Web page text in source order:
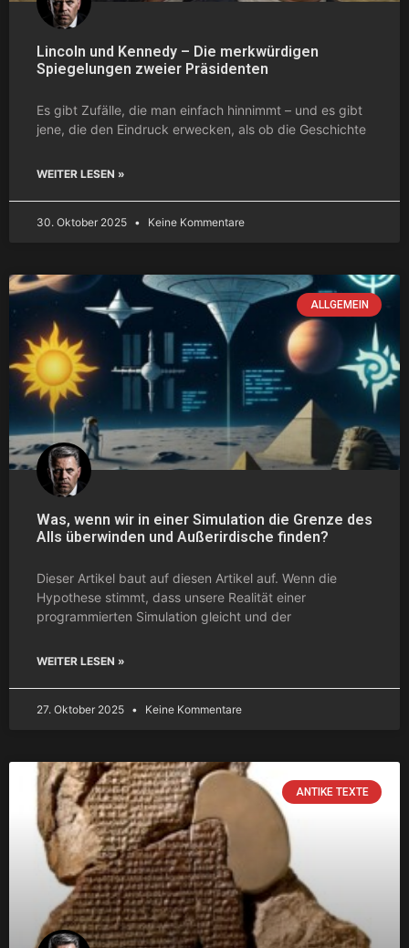
Lincoln und Kennedy – Die merkwürdigen
Spiegelungen zweier Präsidenten
Es gibt Zufälle, die man einfach hinnimmt – und es gibt
jene, die den Eindruck erwecken, als ob die Geschichte
WEITER LESEN »
30. Oktober 2025 Keine Kommentare
ALLGEMEIN
Was, wenn wir in einer Simulation die Grenze des
Alls überwinden und Außerirdische finden?
Dieser Artikel baut auf diesen Artikel auf. Wenn die
Hypothese stimmt, dass unsere Realität einer
programmierten Simulation gleicht und der
WEITER LESEN »
27. Oktober 2025 Keine Kommentare
ANTIKE TEXTE